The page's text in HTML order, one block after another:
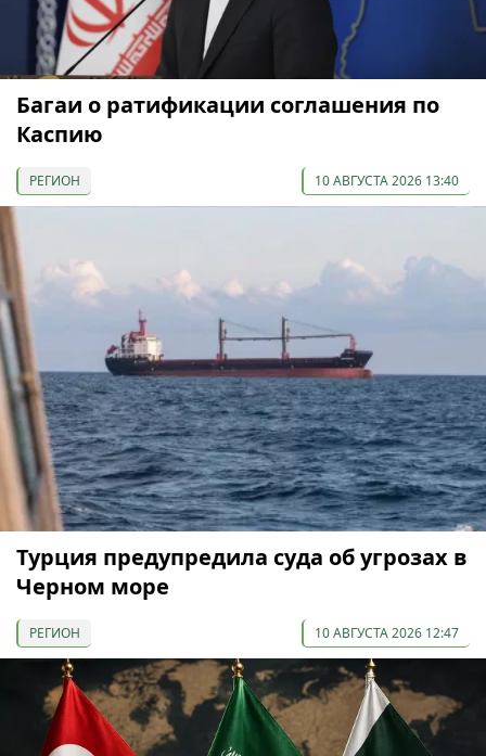
Багаи о ратификации соглашения по
Каспию
РЕГИОН 10 АВГУСТА 2026 13:40
Турция предупредила суда об угрозах в
Черном море
РЕГИОН 10 АВГУСТА 2026 12:47